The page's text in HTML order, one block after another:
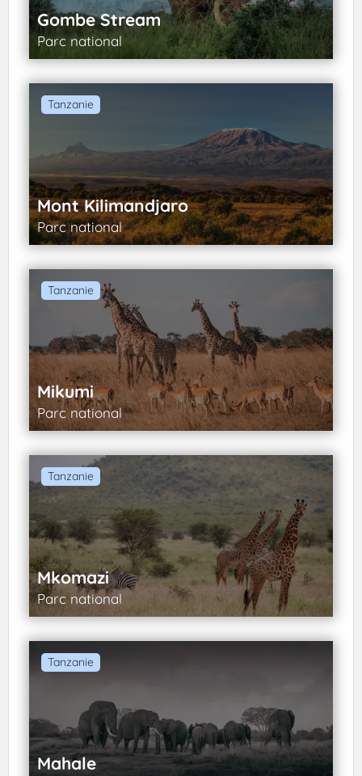
Gombe Stream
Parc national
Tanzanie
Mont Kilimandjaro
Parc national
Tanzanie
Mikumi
Parc national
Tanzanie
Mkomazi
Parc national
Tanzanie
Mahale